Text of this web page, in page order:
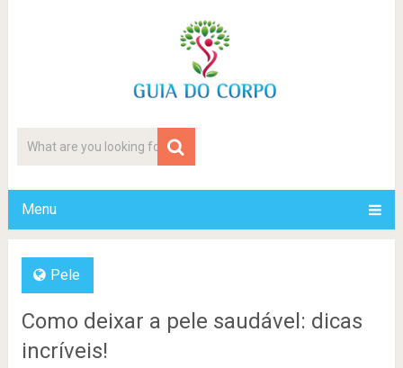
Menu
Pele
Como deixar a pele saudável: dicas
incríveis!